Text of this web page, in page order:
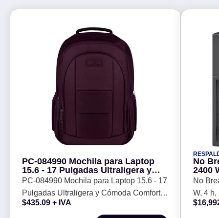
PC-084990 Mochila para Laptop
15.6 - 17 Pulgadas Ultraligera y
Cómoda Comfort | PERFECT
CHOICE -
PC-084990 Mochila para Laptop 15.6 - 17
Pulgadas Ultraligera y Cómoda Comfort |
PERFECT CHOICE -
$435.09 + IVA
No
2400
No
W, 4 h,
$